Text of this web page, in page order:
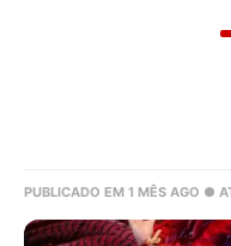
PUBLICADO EM 1 MÊS AGO ●